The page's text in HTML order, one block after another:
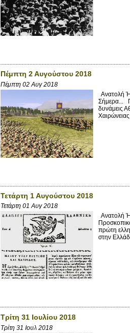
Πέμπτη 2 Αυγούστου 2018
Πέμπτη 02 Αυγ 2018
Ανατολή
Σήμερα...
δυνάμεις
Τετάρτη 1 Αυγούστου 2018
Τετάρτη 01 Αυγ 2018
Ανατολή
πρώτη
στην
Τρίτη 31 Ιουλίου 2018
Τρίτη 31 Ιουλ 2018